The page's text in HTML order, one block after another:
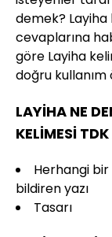
demek? Layiha
cevaplarına
göre Layiha
doğru
LAYİHA NE
KELİMESİ
Herhangi
bildiren yazı
Tasarı